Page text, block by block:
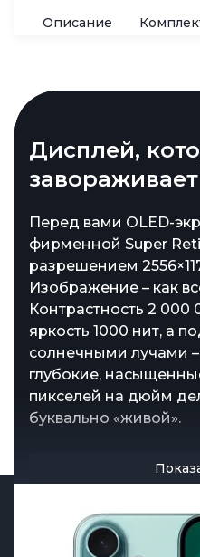
Описание
Новый дизайн
Apple снова играется
палитра получилась
притягательной.
белый для
эстетики, а для тех,
яркости – розовый,
ультрамарин.
вертикально, и это
ход – такое
пространственные
великолепно
Дисплей,
завораживает
Перед вами OLED-
фирменной Super
разрешением
Изображение – как
Контрастность 2 000
яркость 1000 нит, а
солнечными лучами
глубокие,
пикселей на дюйм
буквально «живой».